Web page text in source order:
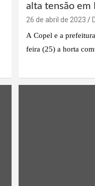
alta tensão em
26 de abril de 2023
A Copel e a
feira (25) a horta